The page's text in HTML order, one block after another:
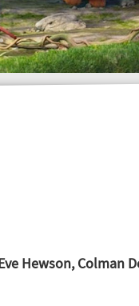
Hewson, Colman